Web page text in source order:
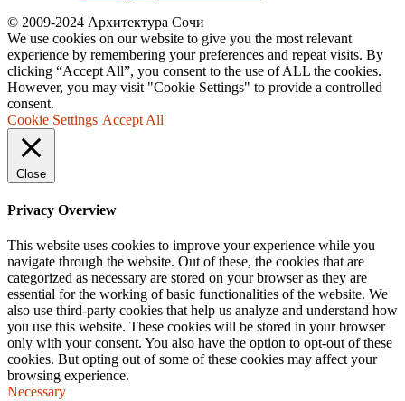
© 2009-2024 Архитектура Сочи
We use cookies on our website to give you the most relevant
experience by remembering your preferences and repeat visits. By
clicking “Accept All”, you consent to the use of ALL the cookies.
However, you may visit "Cookie Settings" to provide a controlled
consent.
Cookie Settings Accept All
Close
Privacy Overview
This website uses cookies to improve your experience while you
navigate through the website. Out of these, the cookies that are
categorized as necessary are stored on your browser as they are
essential for the working of basic functionalities of the website. We
also use third-party cookies that help us analyze and understand how
you use this website. These cookies will be stored in your browser
only with your consent. You also have the option to opt-out of these
cookies. But opting out of some of these cookies may affect your
browsing experience.
Necessary